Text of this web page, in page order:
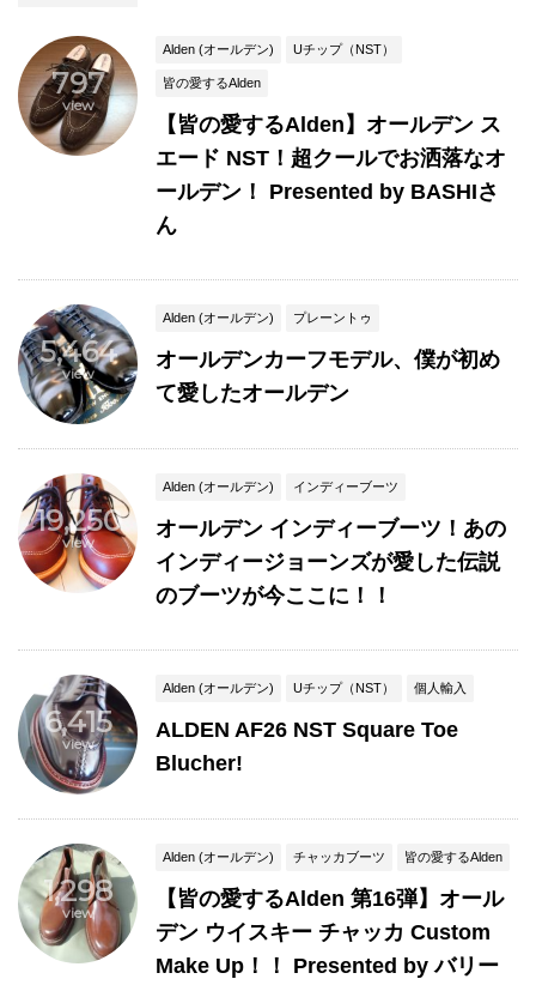
797
view
Alden (オールデン) Uチップ（NST）
皆の愛するAlden
【皆の愛するAlden】オールデン ス
エード NST！超クールでお洒落なオ
ールデン！ Presented by BASHIさ
ん
5,464
view
Alden (オールデン) プレーントゥ
オールデンカーフモデル、僕が初め
て愛したオールデン
19,250
view
Alden (オールデン) インディーブーツ
オールデン インディーブーツ！あの
インディージョーンズが愛した伝説
のブーツが今ここに！！
6,415
view
Alden (オールデン) Uチップ（NST） 個人輸入
ALDEN AF26 NST Square Toe
Blucher!
1,298
view
Alden (オールデン) チャッカブーツ 皆の愛するAlden
【皆の愛するAlden 第16弾】オール
デン ウイスキー チャッカ Custom
Make Up！！ Presented by バリー